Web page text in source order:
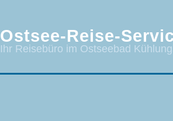
Ostsee-Reise-
Ihr Reisebüro im Ostseebad